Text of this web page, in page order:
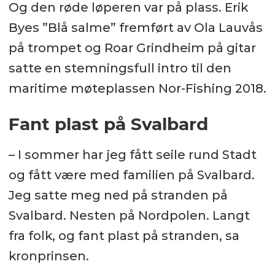
Og den røde løperen var på plass. Erik
Byes ”Blå salme” fremført av Ola Lauvås
på trompet og Roar Grindheim på gitar
satte en stemningsfull intro til den
maritime møteplassen Nor-Fishing 2018.
Fant plast på Svalbard
– I sommer har jeg fått seile rund Stadt
og fått være med familien på Svalbard.
Jeg satte meg ned på stranden på
Svalbard. Nesten på Nordpolen. Langt
fra folk, og fant plast på stranden, sa
kronprinsen.